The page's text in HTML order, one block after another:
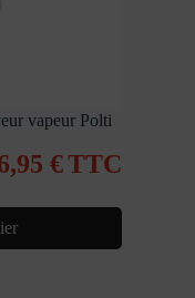
vapeur Polti
€TTC